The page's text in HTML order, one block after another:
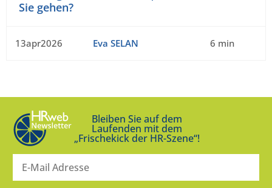
Sie gehen?
13apr2026 Eva SELAN 6 min
Bleiben Sie auf dem
Laufenden mit dem
„Frischekick der HR-Szene“!